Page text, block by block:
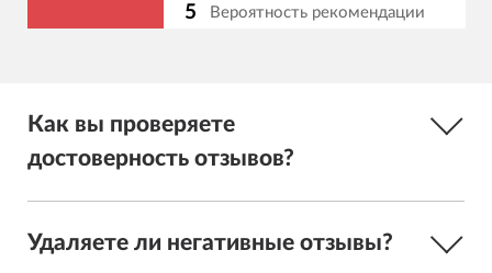
5 Вероятность рекомендации
Как вы проверяете
достоверность отзывов?
Удаляете ли негативные отзывы?